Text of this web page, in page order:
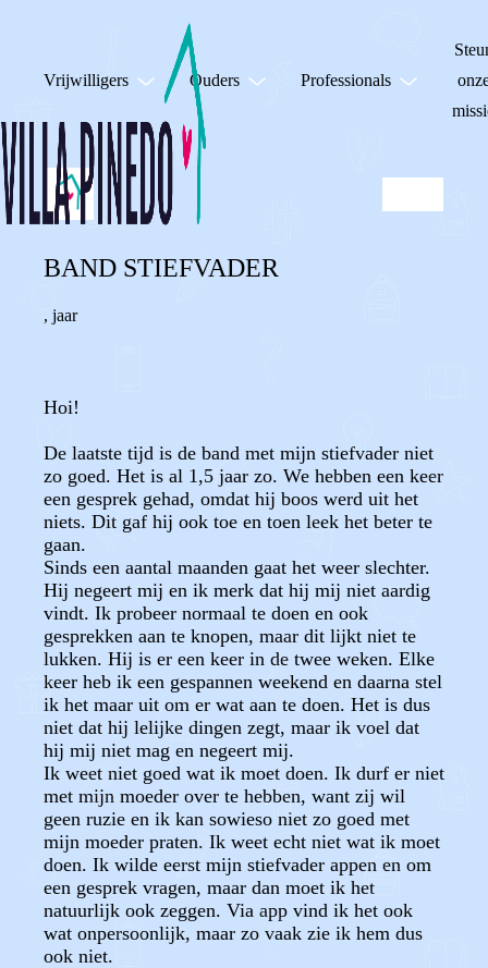
Vrijwilligers Ouders Professionals
BAND STIEFVADER
, jaar
Hoi!
De laatste tijd is de band met mijn stiefvader niet
zo goed. Het is al 1,5 jaar zo. We hebben een keer
een gesprek gehad, omdat hij boos werd uit het
niets. Dit gaf hij ook toe en toen leek het beter te
gaan.
Sinds een aantal maanden gaat het weer slechter.
Hij negeert mij en ik merk dat hij mij niet aardig
vindt. Ik probeer normaal te doen en ook
gesprekken aan te knopen, maar dit lijkt niet te
lukken. Hij is er een keer in de twee weken. Elke
keer heb ik een gespannen weekend en daarna stel
ik het maar uit om er wat aan te doen. Het is dus
niet dat hij lelijke dingen zegt, maar ik voel dat
hij mij niet mag en negeert mij.
Ik weet niet goed wat ik moet doen. Ik durf er niet
met mijn moeder over te hebben, want zij wil
geen ruzie en ik kan sowieso niet zo goed met
mijn moeder praten. Ik weet echt niet wat ik moet
doen. Ik wilde eerst mijn stiefvader appen en om
een gesprek vragen, maar dan moet ik het
natuurlijk ook zeggen. Via app vind ik het ook
wat onpersoonlijk, maar zo vaak zie ik hem dus
ook niet.